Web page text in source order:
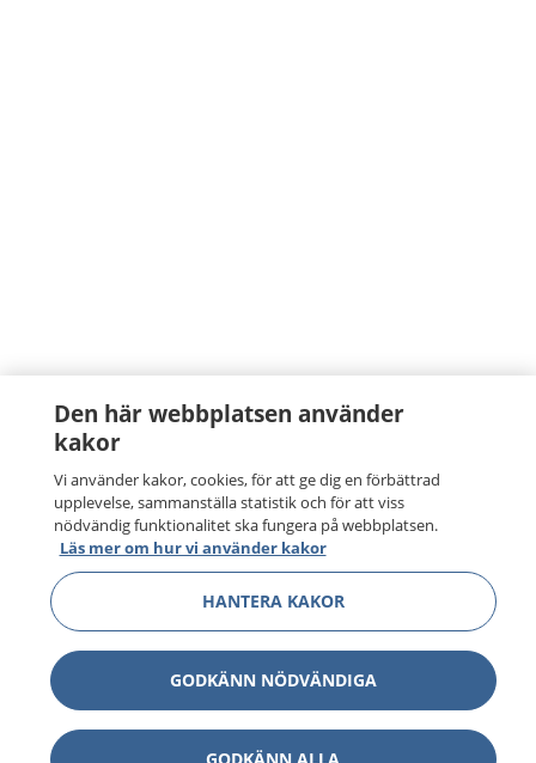
Den här webbplatsen använder
kakor
Vi använder kakor, cookies, för att ge dig en förbättrad
upplevelse, sammanställa statistik och för att viss
nödvändig funktionalitet ska fungera på webbplatsen.
Läs mer om hur vi använder kakor
HANTERA KAKOR
GODKÄNN NÖDVÄNDIGA